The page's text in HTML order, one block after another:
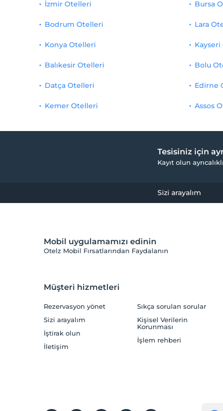
İzmir Otelleri Bursa
Bodrum Otelleri
Konya Otelleri
Balıkesir Otelleri
Datça Otelleri
Kemer Otelleri
Lara
Bolu
Edirne
Assos
Tesisiniz için
Kayıt olun
Sizi arayalım
Mobil uygulamamızı edinin
Otelz Mobil Fırsatlarından Faydalanın
Müşteri hizmetleri
Rezervasyon yönet
Sizi arayalım
İştirak olun
İletişim
Sıkça sorulan sorular
Kişisel Verilerin
Korunması
İşlem rehberi